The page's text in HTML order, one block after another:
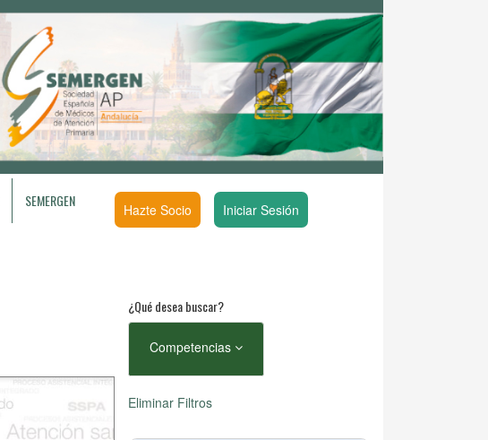
SEMERGEN Hazte Socio Iniciar Sesión
¿Qué desea buscar?
Competencias
Eliminar Filtros